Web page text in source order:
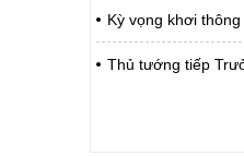
Kỳ vọng khơi
Thủ tướng tiếp